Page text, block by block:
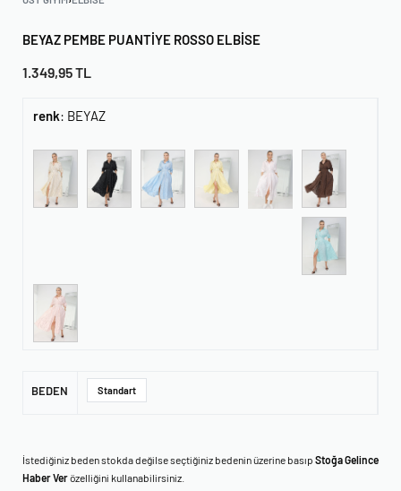
BEYAZ PEMBE PUANTIYE ROSSO ELBISE
1.349,95TL
renk: BEYAZ
BEDEN Standart
İstediğiniz beden stokda değilse seçtiğiniz bedenin üzerine basıp Stoğa Gelince
Haber Verözelliğini kullanabilirsiniz.